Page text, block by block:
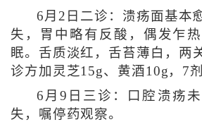
6月2日二诊：溃疡面基本
失，胃中略有反酸，偶发乍
眠。舌质淡红，舌苔薄白，两
诊方加灵芝15g、黄酒10g，7剂
6月9日三诊：口腔溃疡
失，嘱停药观察。